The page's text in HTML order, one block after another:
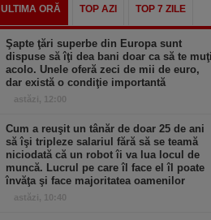
ULTIMA ORĂ TOP AZI TOP 7 ZILE
Şapte ţări superbe din Europa sunt
dispuse să îţi dea bani doar ca să te muţi
acolo. Unele oferă zeci de mii de euro,
dar există o condiţie importantă
astăzi, 12:00
Cum a reuşit un tânăr de doar 25 de ani
să îşi tripleze salariul fără să se teamă
niciodată că un robot îi va lua locul de
muncă. Lucrul pe care îl face el îl poate
învăţa şi face majoritatea oamenilor
astăzi, 10:40